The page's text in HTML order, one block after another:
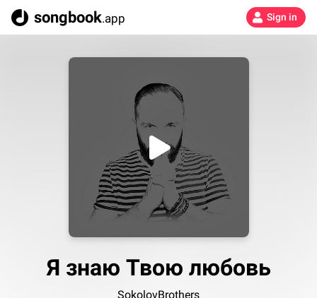
songbook.app Sign in
Я знаю Твою любовь
SokolovBrothers